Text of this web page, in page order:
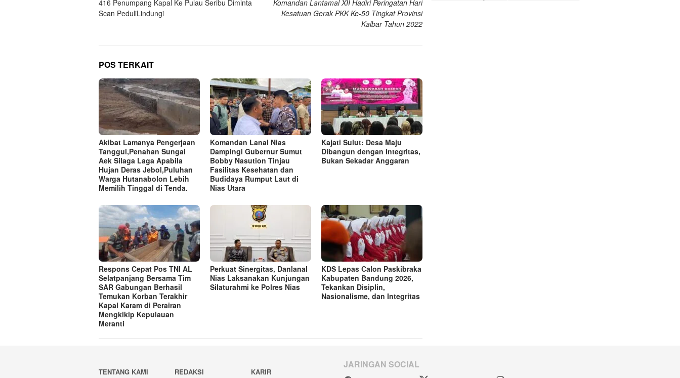
pos
416 Penumpang Kapal Ke Pulau Seribu Diminta
Scan PeduliLindungi
Komandan Lantamal XII Hadiri Peringatan Hari
Kesatuan Gerak PKK Ke-50 Tingkat Provinsi
Kalbar Tahun 2022
POS TERKAIT
Akibat Lamanya Pengerjaan
Tanggul,Penahan Sungai
Aek Silaga Laga Apabila
Hujan Deras Jebol,Puluhan
Warga Hutanabolon Lebih
Memilih Tinggal di Tenda.
Komandan Lanal Nias
Dampingi Gubernur Sumut
Bobby Nasution Tinjau
Fasilitas Kesehatan dan
Budidaya Rumput Laut di
Nias Utara
Kajati Sulut: Desa Maju
Dibangun dengan Integritas,
Bukan Sekadar Anggaran
Respons Cepat Pos TNI AL
Selatpanjang Bersama Tim
SAR Gabungan Berhasil
Temukan Korban Terakhir
Kapal Karam di Perairan
Mengkikip Kepulauan
Meranti
Perkuat Sinergitas, Danlanal
Nias Laksanakan Kunjungan
Silaturahmi ke Polres Nias
KDS Lepas Calon Paskibraka
Kabupaten Bandung 2026,
Tekankan Disiplin,
Nasionalisme, dan Integritas
TENTANG KAMI REDAKSI KARIR
JARINGAN SOCIAL